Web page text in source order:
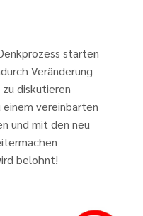
starten
Veränderung
diskutieren
vereinbarten
und mit den neu
belohnt!